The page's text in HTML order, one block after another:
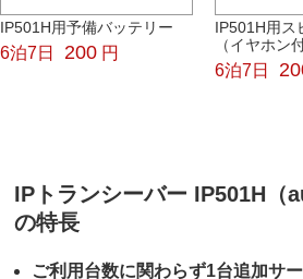
IP501H用予備バッテリー
6泊7日 200 円
IP501H用ス
（イヤホン付
6泊7日
IPトランシーバー IP501H（
の特長
ご利用台数に関わらず1台追加サ